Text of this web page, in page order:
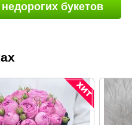
букетов